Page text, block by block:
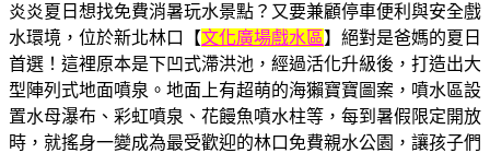
炎炎夏日想找免費消暑玩水景點？又要兼顧停車便利與安全戲
水環境，位於新北林口【文化廣場戲水區】絕對是爸媽的夏日
首選！這裡原本是下凹式滯洪池，經過活化升級後，打造出大
型陣列式地面噴泉。地面上有超萌的海獺寶寶圖案，噴水區設
置水母瀑布、彩虹噴泉、花饅魚噴水柱等，每到暑假限定開放
時，就搖身一變成為最受歡迎的林口免費親水公園，讓孩子們